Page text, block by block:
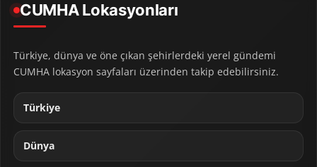
CUMHA Lokasyonları
Türkiye, dünya ve öne çıkan şehirlerdeki yerel gündemi
CUMHA lokasyon sayfaları üzerinden takip edebilirsiniz.
Türkiye
Dünya